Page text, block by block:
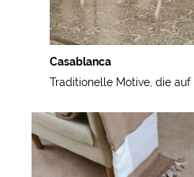
Casablanca
Traditionelle Motive, die auf